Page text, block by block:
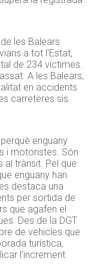
les Balears
a tot l’Estat,
de 234 víctimes.
A les Balears,
en accidents
carreteres sis
enguany
i motoristes. Són
al trànsit. Pel que
enguany han
destaca una
per sortida de
que agafen el
Des de la DGT
de vehicles que
turística,
l’increment